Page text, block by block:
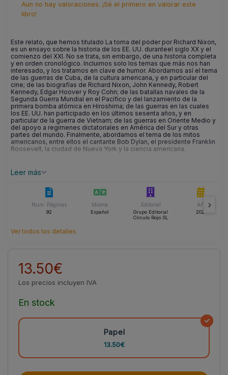
Aún no hay valoraciones. ¡Sé el primero en valorar este
libro!
Este relato, que hemos titulado La toma del poder por Richard Nixon,
es un ensayo sobre la historia de los EE. UU. duranteel siglo XX y el
comienzo del XXI. No se trata, sin embargo, de una historia completa
y en orden cronológico. Incluimos solo los temas que más nos han
interesado, y los tratamos en clave de humor. Abordamos así el tema
de las guerras de Cuba, de la cultura americana, y en particular del
cine; de las biografías de Richard Nixon, John Kennedy, Robert
Kennedy, Edgar Hoover y Roy Cohn; de las batallas navales de la
Segunda Guerra Mundial en el Pacífico y del lanzamiento de la
primera bomba atómica en Hiroshima; de las guerras en las cuales
los EE. UU. han participado en los últimos sesenta años, y en
particular de la guerra de Vietnam; de las guerras en Oriente Medio y
del apoyo a regímenes dictatoriales en América del Sur y otras
partes del mundo. Finalmente, abordamos el tema de los mitos
americanos, entre ellos el cantante Bob Dylan, el presidente Franklin
Roosevelt, la ciudad de Nueva York y la ciencia americana.
Leer más
Num. Páginas
92
Idioma
Español
Editorial
Grupo Editorial
Círculo Rojo SL
Año
2023
Ver todos los detalles
13.50€
Los precios incluyen IVA
En stock
Papel
13.50€